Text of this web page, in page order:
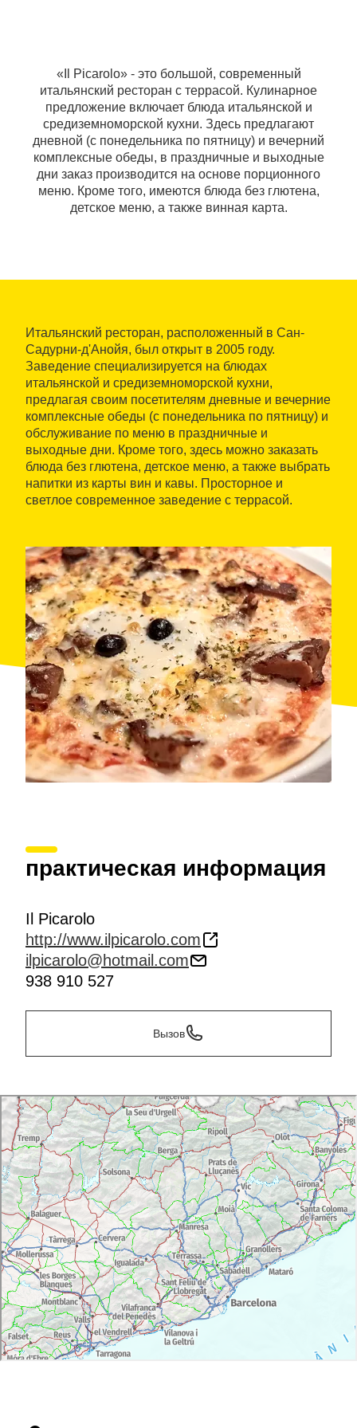
«Il Picarolo» - это большой, современный
итальянский ресторан с террасой. Кулинарное
предложение включает блюда итальянской и
средиземноморской кухни. Здесь предлагают
дневной (с понедельника по пятницу) и вечерний
комплексные обеды, в праздничные и выходные
дни заказ производится на основе порционного
меню. Кроме того, имеются блюда без глютена,
детское меню, а также винная карта.
Итальянский ресторан, расположенный в Сан-
Садурни-д'Анойя, был открыт в 2005 году.
Заведение специализируется на блюдах
итальянской и средиземноморской кухни,
предлагая своим посетителям дневные и вечерние
комплексные обеды (с понедельника по пятницу) и
обслуживание по меню в праздничные и
выходные дни. Кроме того, здесь можно заказать
блюда без глютена, детское меню, а также выбрать
напитки из карты вин и кавы. Просторное и
светлое современное заведение с террасой.
практическая информация
Il Picarolo
http://www.ilpicarolo.com
ilpicarolo@hotmail.com
938 910 527
Вызов